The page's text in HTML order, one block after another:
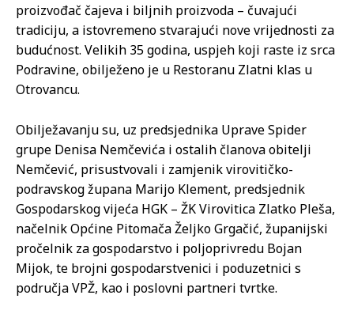
proizvođač čajeva i biljnih proizvoda – čuvajući
tradiciju, a istovremeno stvarajući nove vrijednosti za
budućnost. Velikih 35 godina, uspjeh koji raste iz srca
Podravine, obilježeno je u Restoranu Zlatni klas u
Otrovancu.
Obilježavanju su, uz predsjednika Uprave Spider
grupe Denisa Nemčevića i ostalih članova obitelji
Nemčević, prisustvovali i zamjenik virovitičko-
podravskog župana Marijo Klement, predsjednik
Gospodarskog vijeća HGK – ŽK Virovitica Zlatko Pleša,
načelnik Općine Pitomača Željko Grgačić, županijski
pročelnik za gospodarstvo i poljoprivredu Bojan
Mijok, te brojni gospodarstvenici i poduzetnici s
područja VPŽ, kao i poslovni partneri tvrtke.